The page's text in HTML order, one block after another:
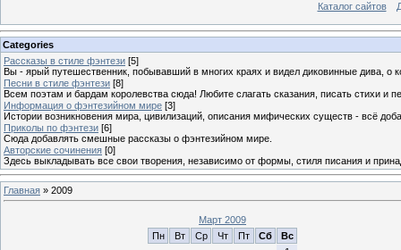
Каталог сайтов
Categories
Рассказы в стиле фэнтези [5]
Вы - ярый путешественник, побывавший в многих краях и видел диковинные дива, о
Песни в стиле фэнтези [8]
Всем поэтам и бардам королевства сюда! Любите слагать сказания, писать стихи
Информация о фэнтезийном мире [3]
Истории возникновения мира, цивилизаций, описания мифических существ - всё
Приколы по фэнтези [6]
Сюда добавлять смешные рассказы о фэнтезийном мире.
Авторские сочинения [0]
Здесь выкладывать все свои творения, независимо от формы, стиля писания и
Главная » 2009
Март 2009
Пн
Вт Ср Чт Пт Сб
Вс